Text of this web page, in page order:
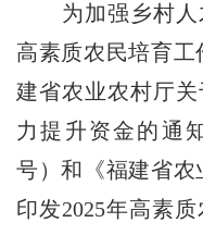
为加强乡村
高素质农民培育
建省农业农村厅
力提升资金的通
号）和《福建省
印发2025年高素质